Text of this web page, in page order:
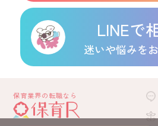
LINEで
迷いや悩みを
保育業界の転職なら